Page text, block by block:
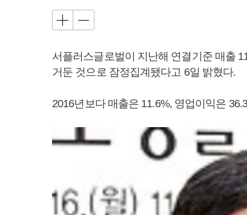
서플러스글로벌이 지난해 연결기준 매출
거둔 것으로 잠정집계됐다고 6일 밝혔다.
2016년보다 매출은 11.6%, 영업이익은